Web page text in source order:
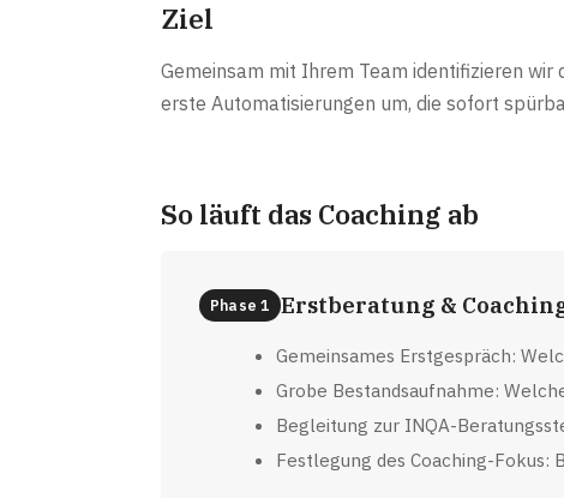
Ziel
Gemeinsam mit Ihrem Team identifizieren
erste Automatisierungen um, die sofort
So läuft das Coaching ab
Phase 1 Erstberatung &
Gemeinsames Erstgespräch:
Grobe Bestandsaufnahme:
Begleitung zur INQA-
Festlegung des Coaching-